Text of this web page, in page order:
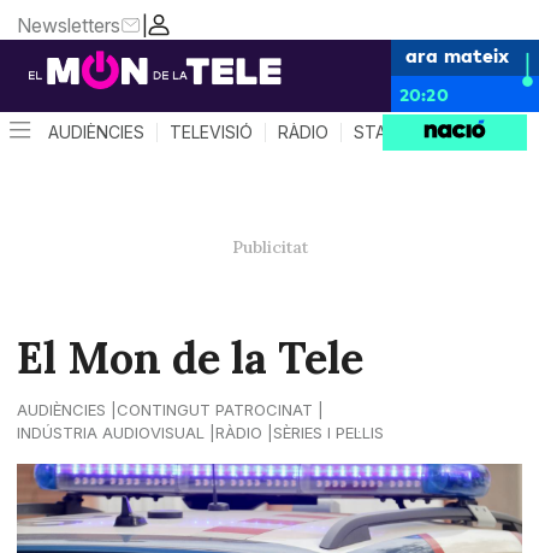
|
Newsletters
ara mateix
20:20
AUDIÈNCIES TELEVISIÓ RÀDIO STAR SYSTEM
El Mon de la Tele
AUDIÈNCIES
CONTINGUT PATROCINAT
INDÚSTRIA AUDIOVISUAL
RÀDIO SÈRIES I PEL·LIS